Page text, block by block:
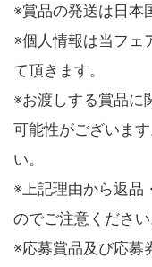
※賞品の発送は日本
※個人情報は当フェ
て頂きます。
※お渡しする賞品に
可能性がございま
い。
※上記理由から返品
のでご注意ください
※応募賞品及び応募